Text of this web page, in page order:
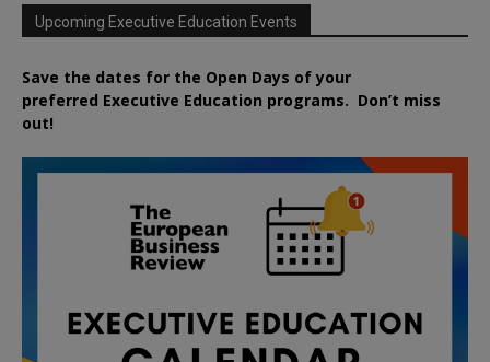
Upcoming Executive Education Events
Save the dates for the Open Days of your
preferred Executive Education programs. Don’t miss
out!